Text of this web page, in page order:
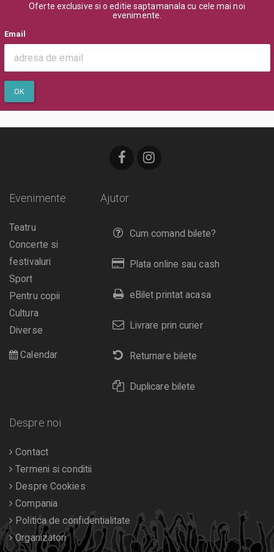
Oferte exclusive si o editie saptamanala cu cele mai noi
evenimente.
Email
OK
Ajutor
Cum comand bilete?
Plata online sau cash
eBilet printat acasa
Livrare prin curier
Returnare bilete
Duplicare bilete
Evenimente
Teatru
Concerte si
festivaluri
Sport
Pentru copii
Cultura
Diverse
Calendar
Despre noi
Contact
Termeni si conditii
Despre Cookies
Compania
Politica de confidentialitate
Organizatori